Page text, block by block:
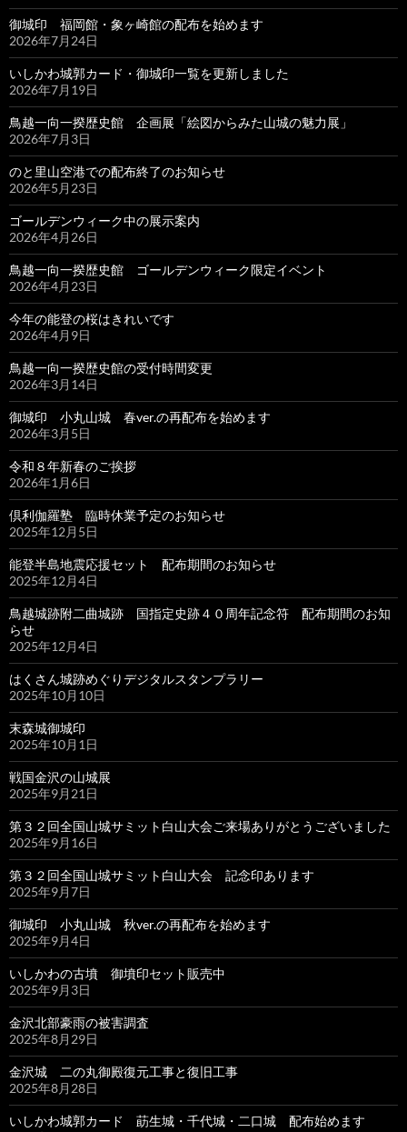
御城印 福岡館・象ヶ崎館の配布を始めます
2026年7月24日
いしかわ城郭カード・御城印一覧を更新しました
2026年7月19日
鳥越一向一揆歴史館 企画展「絵図からみた山城の魅力展」
2026年7月3日
のと里山空港での配布終了のお知らせ
2026年5月23日
ゴールデンウィーク中の展示案内
2026年4月26日
鳥越一向一揆歴史館 ゴールデンウィーク限定イベント
2026年4月23日
今年の能登の桜はきれいです
2026年4月9日
鳥越一向一揆歴史館の受付時間変更
2026年3月14日
御城印 小丸山城 春ver.の再配布を始めます
2026年3月5日
令和８年新春のご挨拶
2026年1月6日
倶利伽羅塾 臨時休業予定のお知らせ
2025年12月5日
能登半島地震応援セット 配布期間のお知らせ
2025年12月4日
鳥越城跡附二曲城跡 国指定史跡４０周年記念符 配布期間のお知
らせ
2025年12月4日
はくさん城跡めぐりデジタルスタンプラリー
2025年10月10日
末森城御城印
2025年10月1日
戦国金沢の山城展
2025年9月21日
第３２回全国山城サミット白山大会ご来場ありがとうございました
2025年9月16日
第３２回全国山城サミット白山大会 記念印あります
2025年9月7日
御城印 小丸山城 秋ver.の再配布を始めます
2025年9月4日
いしかわの古墳 御墳印セット販売中
2025年9月3日
金沢北部豪雨の被害調査
2025年8月29日
金沢城 二の丸御殿復元工事と復旧工事
2025年8月28日
いしかわ城郭カード 莇生城・千代城・二口城 配布始めます